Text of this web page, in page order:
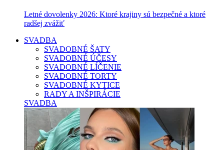
Letné dovolenky 2026: Ktoré krajiny sú bezpečné a ktoré
radšej zvážiť
SVADBA
SVADOBNÉ ŠATY
SVADOBNÉ ÚČESY
SVADOBNÉ LÍČENIE
SVADOBNÉ TORTY
SVADOBNÉ KYTICE
RADY A INŠPIRÁCIE
SVADBA